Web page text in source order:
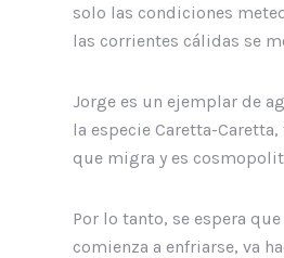
solo las condiciones
las corrientes cálidas se
Jorge es un ejemplar de
la especie Caretta-
que migra y es
Por lo tanto, se espera
comienza a enfriarse, va